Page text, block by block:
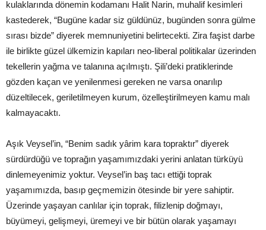
kulaklarında dönemin kodamanı Halit Narin, muhalif kesimleri
kastederek, “Bugüne kadar siz güldünüz, bugünden sonra gülme
sırası bizde” diyerek memnuniyetini belirtecekti. Zira faşist darbe
ile birlikte güzel ülkemizin kapıları neo-liberal politikalar üzerinden
tekellerin yağma ve talanına açılmıştı. Şili’deki pratiklerinde
gözden kaçan ve yenilenmesi gereken ne varsa onarılıp
düzeltilecek, geriletilmeyen kurum, özelleştirilmeyen kamu malı
kalmayacaktı.
Aşık Veysel’in, “Benim sadık yârim kara topraktır” diyerek
sürdürdüğü ve toprağın yaşamımızdaki yerini anlatan türküyü
dinlemeyenimiz yoktur. Veysel’in baş tacı ettiği toprak
yaşamımızda, basıp geçmemizin ötesinde bir yere sahiptir.
Üzerinde yaşayan canlılar için toprak, filizlenip doğmayı,
büyümeyi, gelişmeyi, üremeyi ve bir bütün olarak yaşamayı